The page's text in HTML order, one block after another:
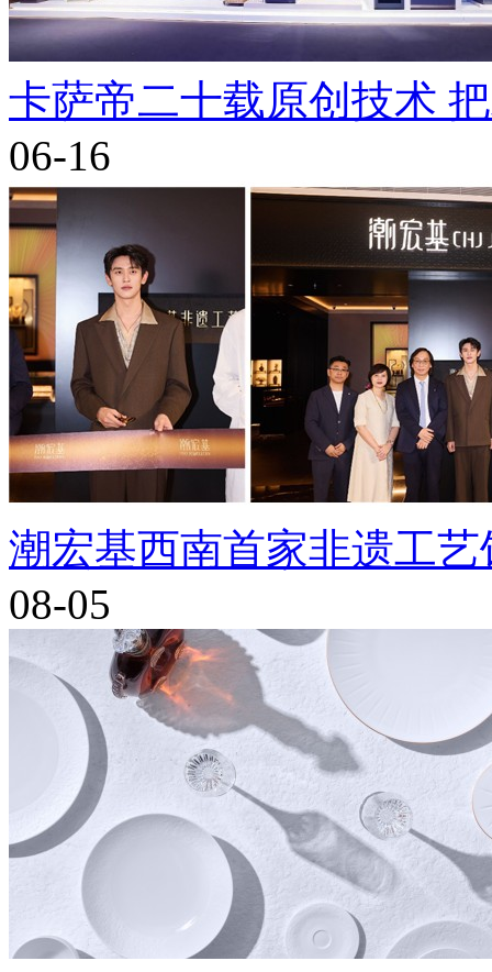
卡萨帝二十载原创技术
06-16
潮宏基西南首家非遗工
08-05